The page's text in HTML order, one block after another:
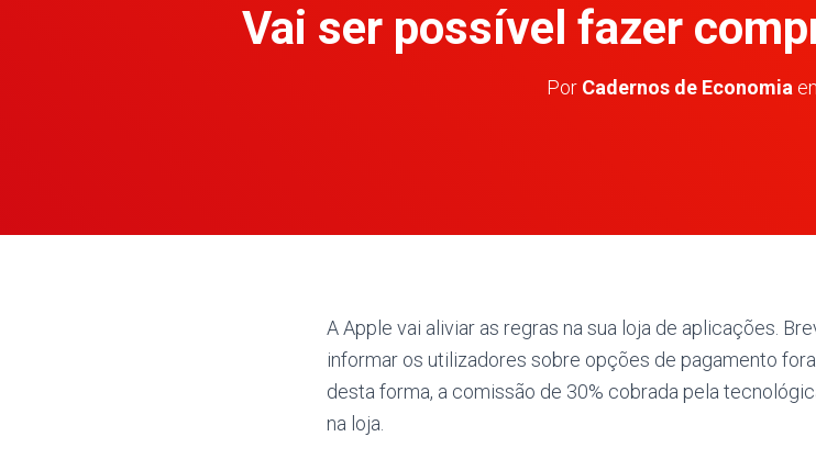
Vai ser possível fazer
Por Cadernos de Economia
A Apple vai aliviar as regras na sua loja de aplicações.
informar os utilizadores sobre opções de pagamento
desta forma, a comissão de 30% cobrada pela
na loja.